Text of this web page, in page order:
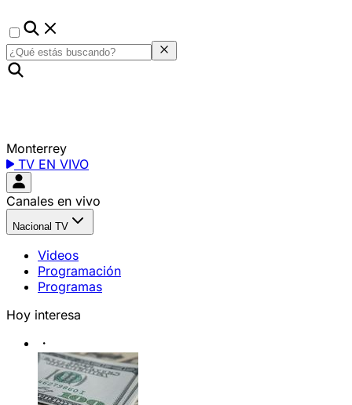
Monterrey
TV EN VIVO
Canales en vivo
Nacional TV
Videos
Programación
Programas
Hoy interesa